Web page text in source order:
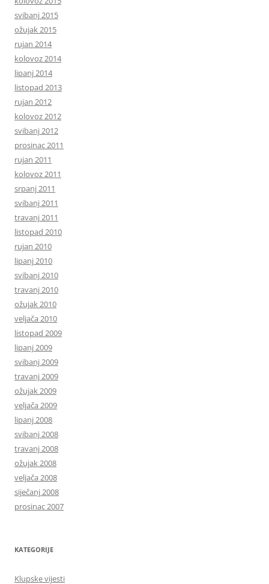
svibanj 2015
ožujak 2015
rujan 2014
kolovoz 2014
lipanj 2014
listopad 2013
rujan 2012
kolovoz 2012
svibanj 2012
prosinac 2011
rujan 2011
kolovoz 2011
srpanj 2011
svibanj 2011
travanj 2011
listopad 2010
rujan 2010
lipanj 2010
svibanj 2010
travanj 2010
ožujak 2010
veljača 2010
listopad 2009
lipanj 2009
svibanj 2009
travanj 2009
ožujak 2009
veljača 2009
lipanj 2008
svibanj 2008
travanj 2008
ožujak 2008
veljača 2008
siječanj 2008
prosinac 2007
KATEGORIJE
Klupske vijesti